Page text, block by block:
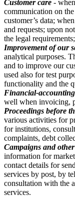
Customer care -
communication on
customer’s data;
and requests; upon
the legal
Improvement of our
analytical purposes.
and to improve our
used also for test
functionality and the
Financial-
well when invoicing,
Proceedings before
various activities for
for institutions,
complaints, debt
Campaigns and
information for
contact details for
services by post, by
consultation with the
services.